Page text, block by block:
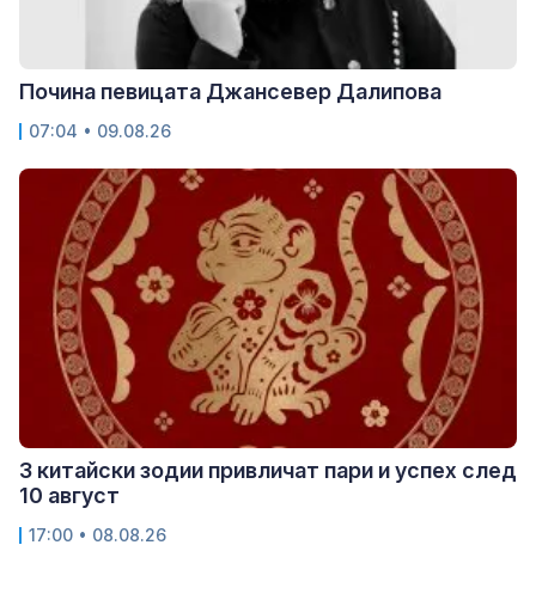
Почина певицата Джансевер Далипова
07:04 • 09.08.26
3 китайски зодии привличат пари и успех след
10 август
17:00 • 08.08.26